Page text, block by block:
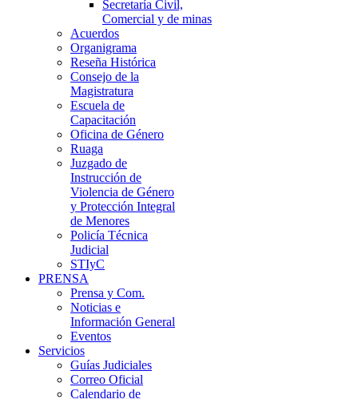
Secretaría Civil,
Comercial y de minas
Acuerdos
Organigrama
Reseña Histórica
Consejo de la
Magistratura
Escuela de
Capacitación
Oficina de Género
Ruaga
Juzgado de
Instrucción de
Violencia de Género
y Protección Integral
de Menores
Policía Técnica
Judicial
STIyC
PRENSA
Prensa y Com.
Noticias e
Información General
Eventos
Servicios
Guías Judiciales
Correo Oficial
Calendario de